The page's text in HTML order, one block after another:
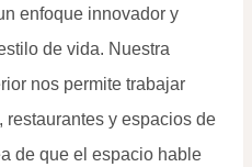
enfoque innovador y
de vida. Nuestra
nos permite trabajar
y espacios de
de que el espacio hable